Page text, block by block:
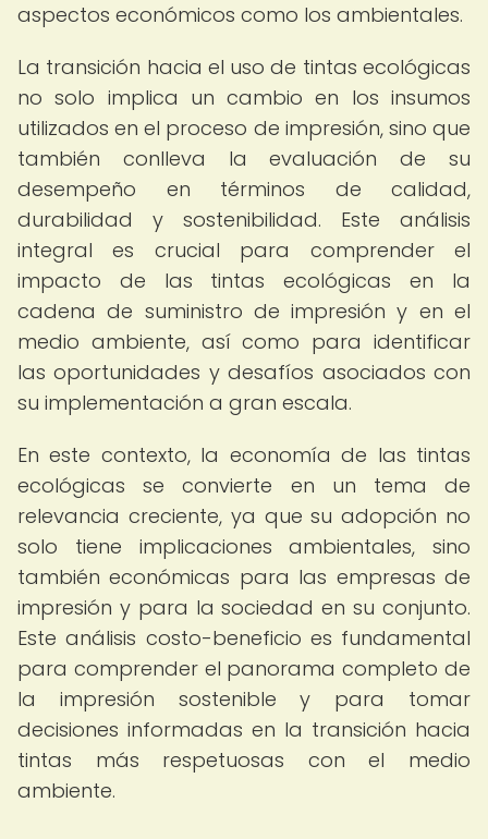
aspectos económicos como los ambientales.
La transición hacia el uso de tintas ecológicas
no solo implica un cambio en los insumos
utilizados en el proceso de impresión, sino que
también conlleva la evaluación de su
desempeño en términos de calidad,
durabilidad y sostenibilidad. Este análisis
integral es crucial para comprender el
impacto de las tintas ecológicas en la
cadena de suministro de impresión y en el
medio ambiente, así como para identificar
las oportunidades y desafíos asociados con
su implementación a gran escala.
En este contexto, la economía de las tintas
ecológicas se convierte en un tema de
relevancia creciente, ya que su adopción no
solo tiene implicaciones ambientales, sino
también económicas para las empresas de
impresión y para la sociedad en su conjunto.
Este análisis costo-beneficio es fundamental
para comprender el panorama completo de
la impresión sostenible y para tomar
decisiones informadas en la transición hacia
tintas más respetuosas con el medio
ambiente.